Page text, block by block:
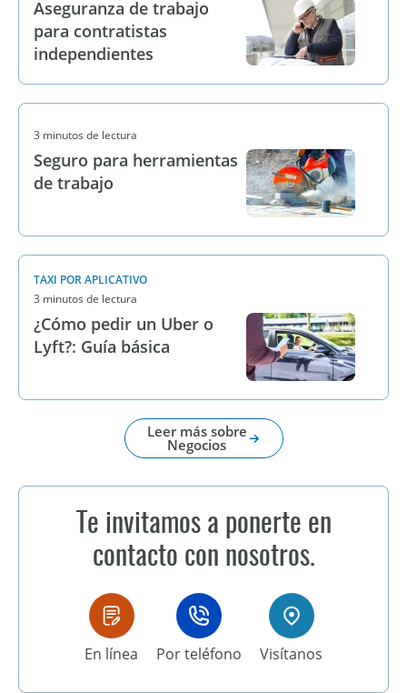
Aseguranza de trabajo
para contratistas
independientes
3 minutos de lectura
Seguro para herramientas
de trabajo
TAXI POR APLICATIVO
3 minutos de lectura
¿Cómo pedir un Uber o
Lyft?: Guía básica
Leer más sobre
Negocios
Te invitamos a ponerte en
contacto con nosotros.
En línea Por teléfono Visítanos